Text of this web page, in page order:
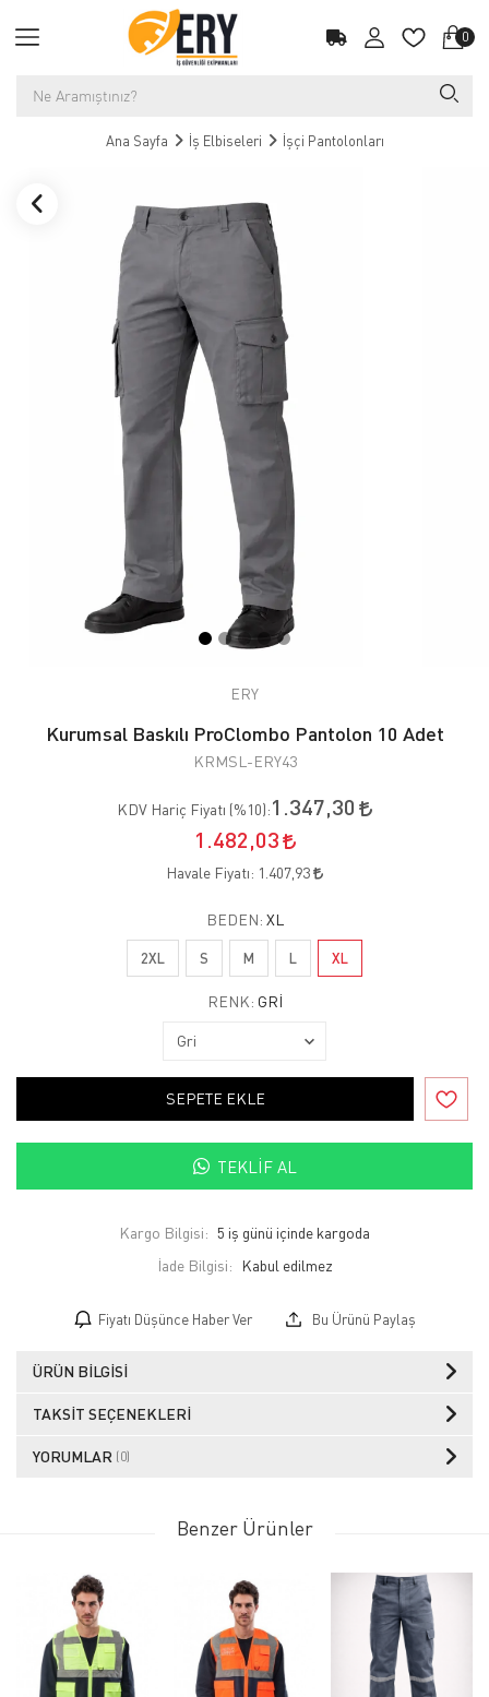
0
Ana Sayfa İş Elbiseleri İşçi Pantolonları
ERY
Kurumsal Baskılı ProClombo Pantolon 10 Adet
KRMSL-ERY43
KDV Hariç Fiyatı (%10):1.347,30
1.482,03
Havale Fiyatı: 1.407,93
BEDEN: XL
2XL S M L XL
RENK: GRI
SEPETE EKLE
TEKLIF AL
Kargo Bilgisi: 5 iş günü içinde kargoda
İade Bilgisi:
Fiyatı Düşünce Haber Ver Bu Ürünü Paylaş
ÜRÜN BILGISI
TAKSIT SEÇENEKLERI
YORUMLAR (0)
Benzer Ürünler